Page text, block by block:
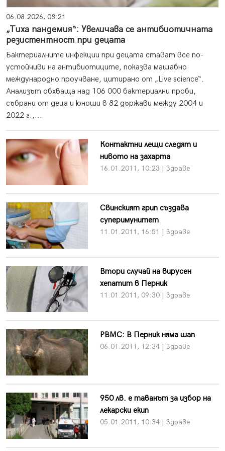
06.08.2026, 08:21
„Тиха пандемия“: Увеличава се антибиотичната
резистентност при децата
Бактериалните инфекции при децата стават все по-
устойчиви на антибиотиците, показва мащабно
международно проучване, цитирано от „Live science“.
Анализът обхваща над 106 000 бактериални проби,
събрани от деца и юноши в 82 държави между 2004 и
2022 г.,...
Контактни лещи следят и
нивото на захарта
16.01.2011, 10:23 | Здраве
Свинският грип създава
суперимунитет
11.01.2011, 16:51 | Здраве
Втори случай на вирусен
хепатит в Перник
11.01.2011, 09:30 | Здраве
РВМС: В Перник няма шап
06.01.2011, 12:34 | Здраве
950 лв. е таванът за избор на
лекарски екип
05.01.2011, 10:34 | Здраве